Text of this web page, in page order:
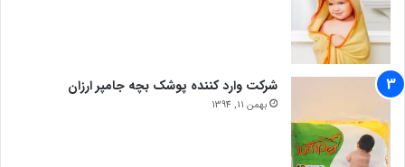
شرکت وارد کننده پوشک بچه جامپر ارزان
بهمن 11, 1394